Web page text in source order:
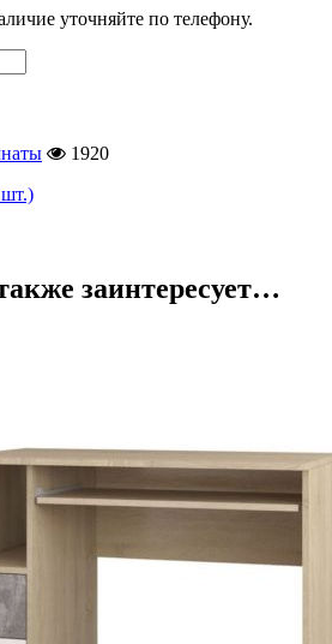
уточняйте по телефону.
1920
заинтересует…